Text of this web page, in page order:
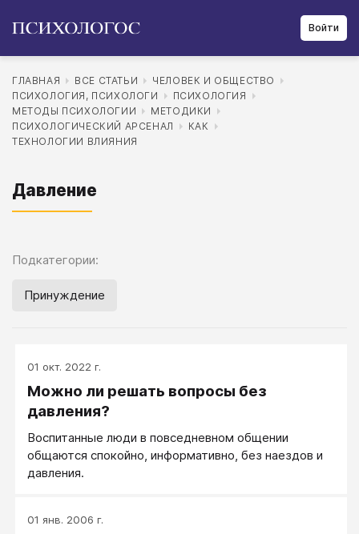
Войти
ГЛАВНАЯ ВСЕ СТАТЬИ
ЧЕЛОВЕК И ОБЩЕСТВО
ПСИХОЛОГИЯ, ПСИХОЛОГИ
ПСИХОЛОГИЯ
МЕТОДЫ ПСИХОЛОГИИ
МЕТОДИКИ
ПСИХОЛОГИЧЕСКИЙ АРСЕНАЛ
КАК
ТЕХНОЛОГИИ ВЛИЯНИЯ
Давление
Подкатегории:
Принуждение
01 окт. 2022 г.
Можно ли решать вопросы без
давления?
Воспитанные люди в повседневном общении
общаются спокойно, информативно, без наездов и
давления.
01 янв. 2006 г.